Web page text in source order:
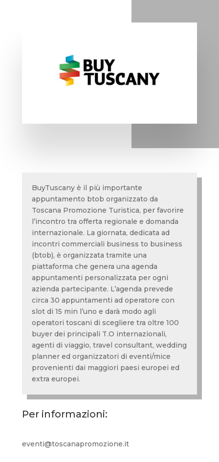
BuyTuscany è il più importante
appuntamento btob organizzato da
Toscana Promozione Turistica, per favorire
l’incontro tra offerta regionale e domanda
internazionale. La giornata, dedicata ad
incontri commerciali business to business
(btob), è organizzata tramite una
piattaforma che genera una agenda
appuntamenti personalizzata per ogni
azienda partecipante. L’agenda prevede
circa 30 appuntamenti ad operatore con
slot di 15 min l’uno e darà modo agli
operatori toscani di scegliere tra oltre 100
buyer dei principali T.O internazionali,
agenti di viaggio, travel consultant, wedding
planner ed organizzatori di eventi/mice
provenienti dai maggiori paesi europei ed
extra europei.
Per informazioni:
eventi@toscanapromozione.it